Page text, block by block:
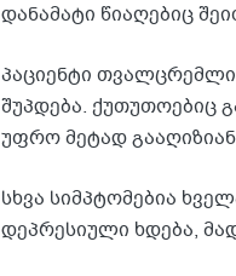
დანამატი წიაღებიც
პაციენტი
შუპდება. ქუთუთოებიც
უფრო მეტად
სხვა სიმპტომებია
დეპრესიული ხდება,